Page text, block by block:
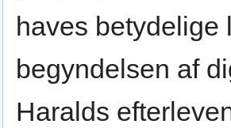
haves
begyndelsen af
Haralds